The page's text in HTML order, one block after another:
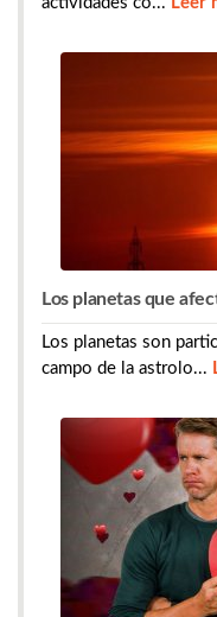
Los planetas que
Los planetas son
campo de la astrolo...